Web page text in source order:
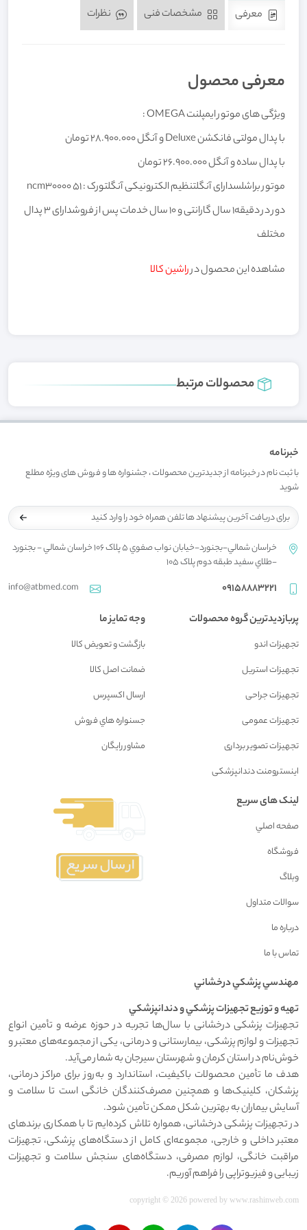
معرفی
معرفی محصول
ویژگی های موتور ایمپلنت OMEGA :
با پدال مولتی فانکشن Deluxe و آنگل 28.900.000 تومان
با پدال ساده و آنگل 26.900.000 تومان
موتور براشلسدارای آنگلتنظیم الکترونیکی آنگلتورک : 51 ncm30000
دور در دقیقه۱ سال گارانتی و ۱۰ سال خدمات پس از فروشدارای ۳ پدال
مختلف
مشاهده این محصول درراشین کالا
محصولات مرتبط
خبرنامه
با ثبت نام در خبرنامه از جدیدترین محصولات ، جشنواره ها و فروش های ویژه مطلع
شوید
خراسان شمالي-بجنورد-خيابان نواب صفوي 5 پلاک 106 خراسان شمالي - بجنورد
-طلاي سفيد طبقه دوم پلاک 105
09158883221
info@atbmed.com
پربازدیدترین گروه محصولات
تجهیزات اندو
تجهیزات استریل
تجهیزات جراحی
تجهیزات عمومی
تجهیزات تصویر برداری
اینسترومنت دندانپزشکی
وجه تمایز ما
بازگشت و تعويض کالا
ضمانت اصل کالا
ارسال اکسپرس
جسنواره هاي فروش
مشاور رايگان
لینک های سریع
صفحه اصلي
فروشگاه
وبلاگ
سوالات متداول
درباره ما
تماس با ما
مهندسي پزشکي درخشاني
تهيه و توزيع تجهيزات پزشکي و دندانپزشکي
تجهیزات پزشکی درخشانی با سال‌ها تجربه در حوزه عرضه و تأمین انواع
تجهیزات و لوازم پزشکی، بیمارستانی و درمانی، یکی از مجموعه‌های معتبر و
خوش‌نام در استان کرمان و شهرستان سیرجان به شمار می‌آید.
هدف ما تأمین محصولات باکیفیت، استاندارد و به‌روز برای مراکز درمانی،
پزشکان، کلینیک‌ها و همچنین مصرف‌کنندگان خانگی است تا سلامت و
آسایش بیماران به بهترین شکل ممکن تأمین شود.
در تجهیزات پزشکی درخشانی، همواره تلاش کرده‌ایم تا با همکاری برندهای
معتبر داخلی و خارجی، مجموعه‌ای کامل از دستگاه‌های پزشکی، تجهیزات
مراقبت خانگی، لوازم مصرفی، دستگاه‌های سنجش سلامت و تجهیزات
زیبایی و فیزیوتراپی را فراهم آوریم.
copyright © 2026 powered by www.rashinweb.com